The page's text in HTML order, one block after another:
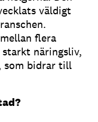
väldigt
flera
näringsliv,
som bidrar till